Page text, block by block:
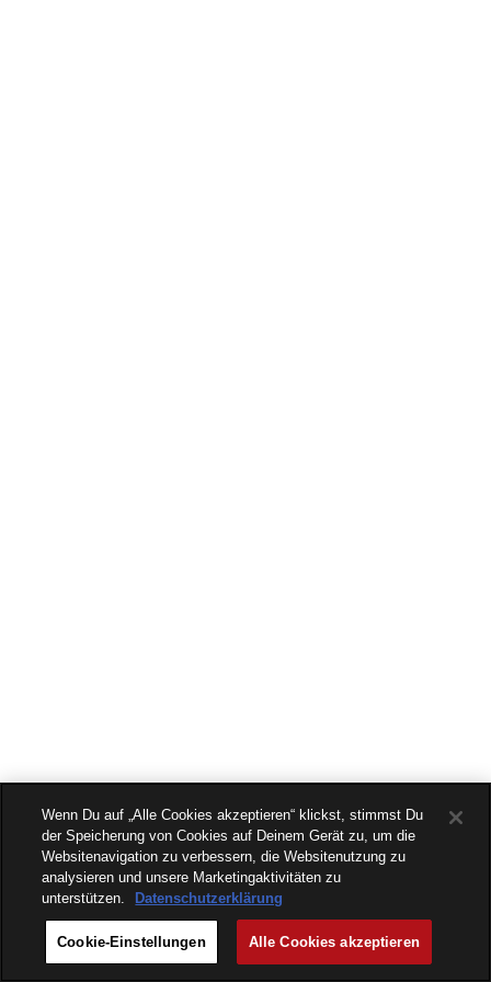
Wenn Du auf „Alle Cookies akzeptieren“ klickst, stimmst Du
der Speicherung von Cookies auf Deinem Gerät zu, um die
Websitenavigation zu verbessern, die Websitenutzung zu
analysieren und unsere Marketingaktivitäten zu
unterstützen.
Datenschutzerklärung
Cookie-Einstellungen Alle Cookies akzeptieren